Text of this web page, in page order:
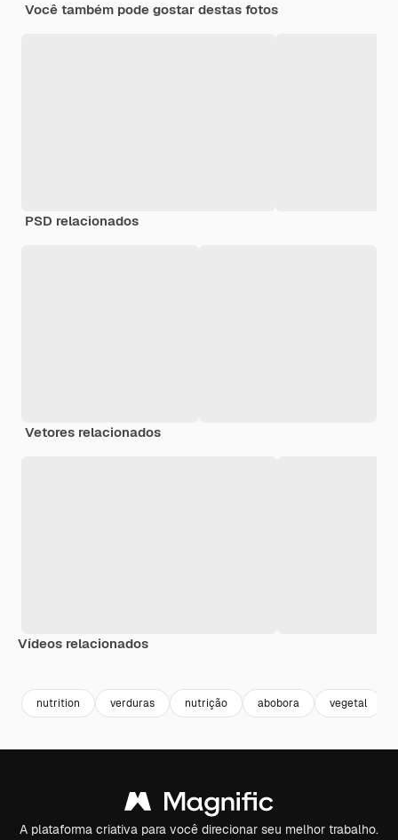
Você também pode gostar destas fotos
PSD relacionados
Vetores relacionados
Vídeos relacionados
nutrition verduras nutrição abobora vegetal
A plataforma criativa para você direcionar seu melhor trabalho.